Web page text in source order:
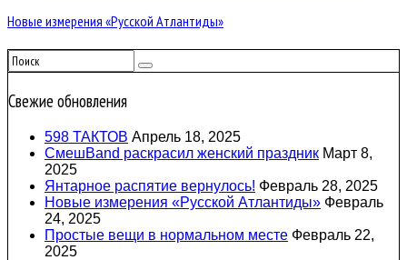
Новые измерения «Русской Атлантиды»
Свежие обновления
598 ТАКТОВ Апрель 18, 2025
СмешBand раскрасил женский праздник Март 8,
2025
Янтарное распятие вернулось! Февраль 28, 2025
Новые измерения «Русской Атлантиды» Февраль
24, 2025
Простые вещи в нормальном месте Февраль 22,
2025